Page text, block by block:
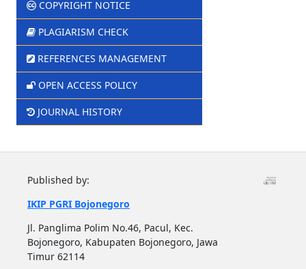
COPYRIGHT NOTICE
PLAGIARISM CHECK
REFERENCES MANAGEMENT
OPEN ACCESS POLICY
JOURNAL HISTORY
Published by:
IKIP PGRI Bojonegoro
Jl. Panglima Polim No.46, Pacul, Kec.
Bojonegoro, Kabupaten Bojonegoro, Jawa
Timur 62114